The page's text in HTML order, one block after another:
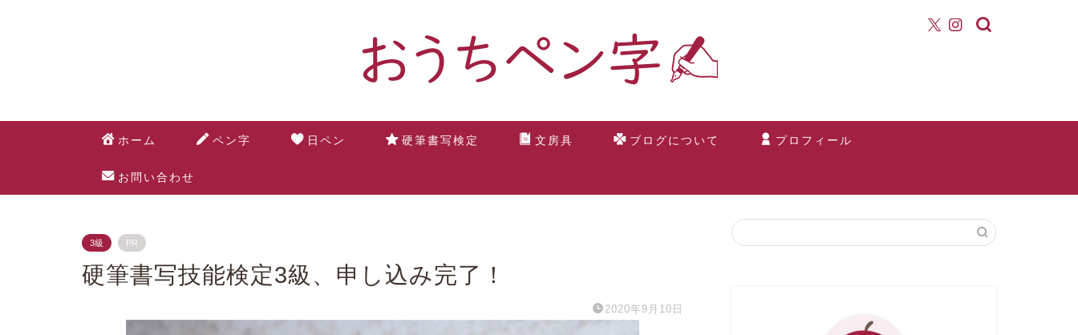
ホーム ペン字 日ペン 硬筆書写検定 文房具 ブログについて プロフィール
お問い合わせ
3級 PR
硬筆書写技能検定3級、申し込み完了！
2020年9月10日